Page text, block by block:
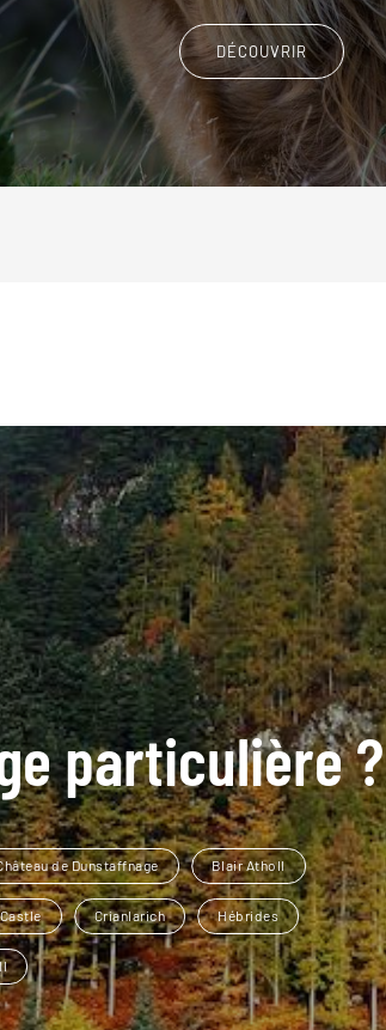
DÉCOUVRIR
particulière ?
de Dunstaffnage Blair Atholl
Crianlarich Hébrides